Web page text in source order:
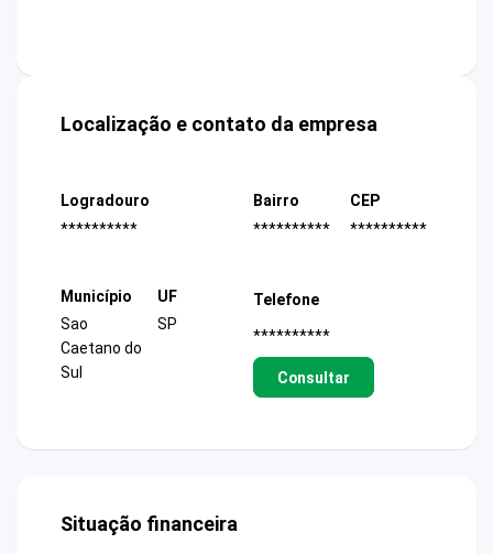
Localização e contato da empresa
Logradouro
**********
Bairro
**********
CEP
**********
Município
Sao
Caetano do
Sul
UF
SP
Telefone
**********
Consultar
Situação financeira